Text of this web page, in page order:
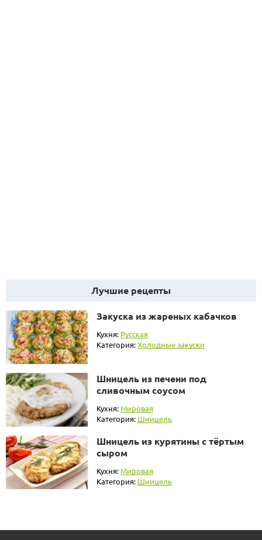
Лучшие рецепты
Закуска из жареных кабачков
Кухня: Русская
Категория:Холодные закуски
Шницель из печени под
сливочным соусом
Кухня: Мировая
Категория: Шницель
Шницель из курятины с тёртым
сыром
Кухня: Мировая
Категория: Шницель